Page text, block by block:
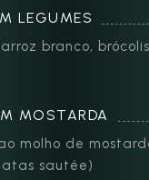
LEGUMES
branco,
MOSTARDA
molho de
sautée)